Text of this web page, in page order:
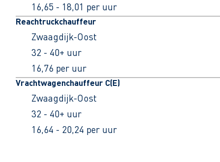
16,65 - 18,01 per uur
Reachtruckchauffeur
Zwaagdijk-Oost
32 - 40+ uur
16,76 per uur
Vrachtwagenchauffeur C(E)
Zwaagdijk-Oost
32 - 40+ uur
16,64 - 20,24 per uur